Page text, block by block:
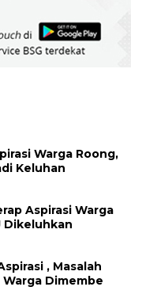
Warga Roong,
Keluhan
Aspirasi Warga
Dikeluhkan
, Masalah
Dimembe